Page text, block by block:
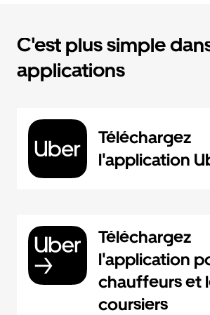
C'est plus simple
applications
Téléchargez
l'application
Téléchargez
l'application
chauffeurs et
coursiers